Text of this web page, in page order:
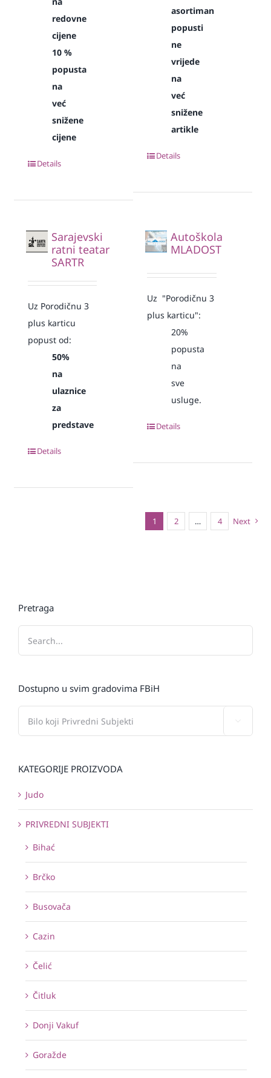
redovne
cijene
10 %
popusta
na
već
snižene
cijene
Details
asortiman
popusti
ne
vrijede
na
već
snižene
artikle
Details
Sarajevski
ratni teatar
SARTR
Uz Porodičnu 3
plus karticu
popust od:
50%
na
ulaznice
za
predstave
Details
Autoškola
MLADOST
Uz "Porodičnu 3
plus karticu":
20%
popusta
na
sve
usluge.
Details
1 2 … 4 Next
Pretraga
Dostupno u svim gradovima FBiH
KATEGORIJE PROIZVODA
Judo
PRIVREDNI SUBJEKTI
Bihać
Brčko
Busovača
Cazin
Čelić
Čitluk
Donji Vakuf
Goražde